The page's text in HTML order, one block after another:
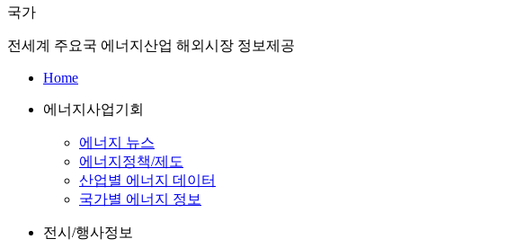
국가
전세계 주요국 에너지산업 해외시장 정보제공
Home
에너지사업기회
에너지 뉴스
에너지정책/제도
산업별 에너지 데이터
국가별 에너지 정보
전시/행사정보